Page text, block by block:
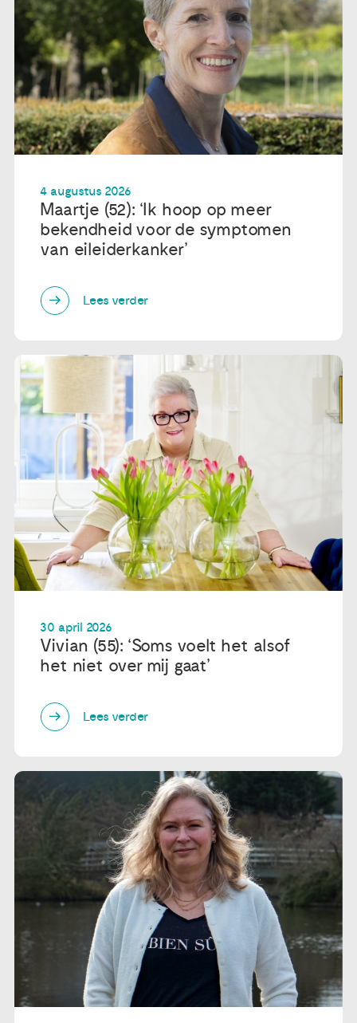
4 augustus 2026
Maartje (52): ‘Ik hoop op meer
bekendheid voor de symptomen
van eileiderkanker’
Lees verder
30 april 2026
Vivian (55): ‘Soms voelt het alsof
het niet over mij gaat’
Lees verder